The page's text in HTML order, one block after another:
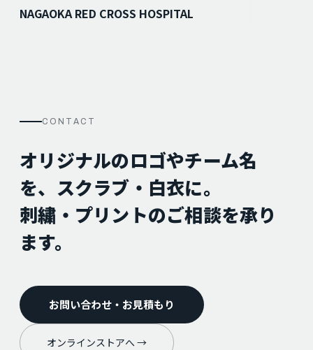
NAGAOKA RED CROSS HOSPITAL
CONTACT
オリジナルのロゴやチーム名
を、スクラブ・白衣に。
刺繍・プリントのご相談を承り
ます。
お問い合わせ・お見積もり
オンラインストアへ →